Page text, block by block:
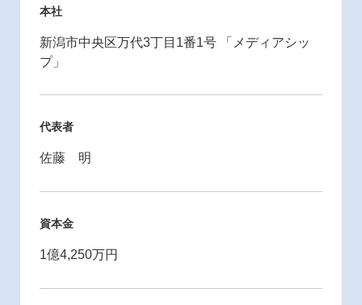
本社
新潟市中央区万代3丁目1番1号 「メディアシッ
プ」
代表者
佐藤 明
資本金
1億4,250万円